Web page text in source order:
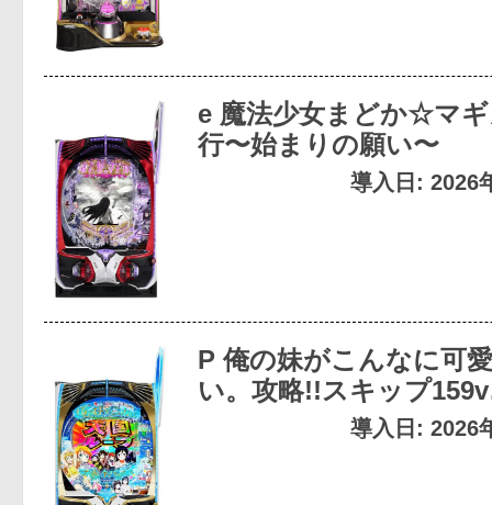
e 魔法少女まどか☆マ
行〜始まりの願い〜
導入日: 2026
P 俺の妹がこんなに可
い。攻略!!スキップ
導入日: 2026